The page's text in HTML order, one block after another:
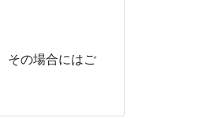
その場合にはご